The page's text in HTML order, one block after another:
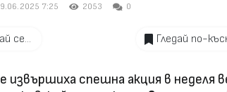
7:25 2053 0
се... Гледай по-
спешна акция в неделя